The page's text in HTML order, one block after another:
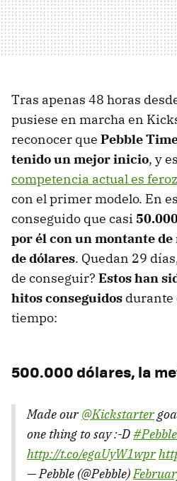
Tras apenas 48 horas
pusiese en marcha en
reconocer que Pebble
tenido un mejor inicio, y
competencia actual es feroz
con el primer modelo. En
conseguido que casi
por él con un montante de
de dólares. Quedan 29
de conseguir? Estos han
hitos conseguidos durante
tiempo:
500.000 dólares, la
Made our@Kickstarter
one thing to say :-D
http://t.co/egaUyW1wpr
— Pebble (@Pebble)